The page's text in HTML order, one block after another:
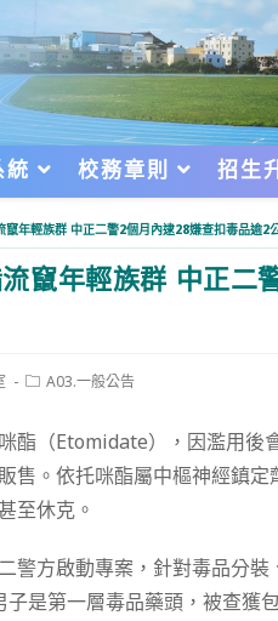
統 校務章則 招生
竄年輕族群 中正二警2個月內逮28嫌查扣毒品逾2
竄年輕族群 中正二
PostA03.一般公告
酯（Etomidate），因濫用後
售。依托咪酯屬中樞神經鎮
至休克。
警方啟動專案，針對毒品分裝
是第一層毒品藥頭，被查獲